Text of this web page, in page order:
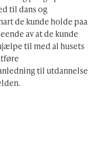
til dans og
de kunde holde paa
av at de kunde
til med al husets
til utdannelse